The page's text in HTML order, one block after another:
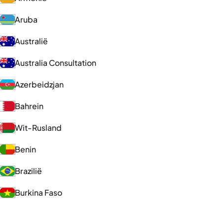
Aruba
Australië
Australia Consultation
Azerbeidzjan
Bahrein
Wit-Rusland
Benin
Brazilië
Burkina Faso